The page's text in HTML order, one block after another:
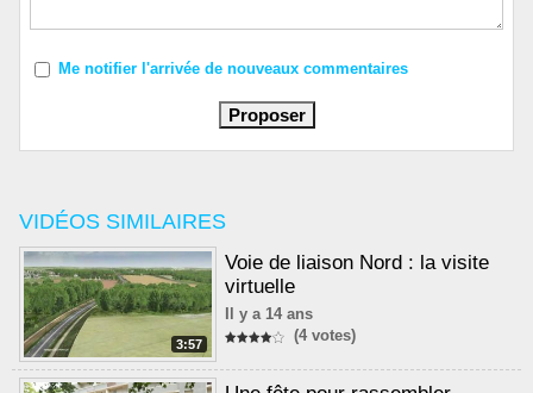
VIDÉOS SIMILAIRES
3:57
Voie de liaison Nord : la visite
virtuelle
Il y a 14 ans
(4 votes)
Me notifier l'arrivée de nouveaux commentaires